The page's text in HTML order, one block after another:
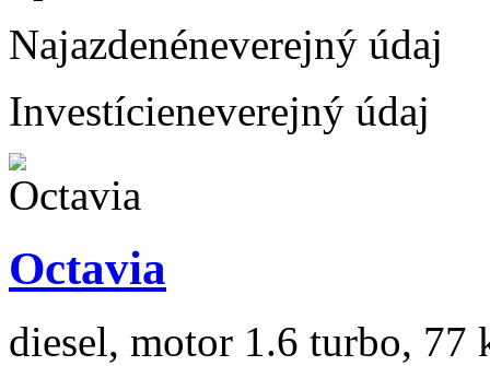
Najazdenéneverejný údaj
Investícieneverejný údaj
Octavia
diesel, motor 1.6 turbo, 77